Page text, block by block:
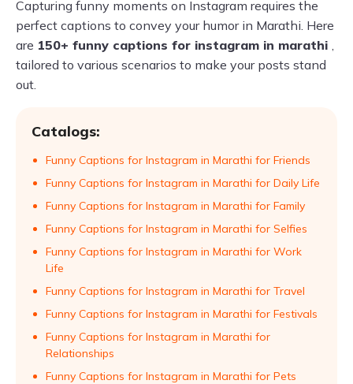
Capturing funny moments on Instagram requires the
perfect captions to convey your humor in Marathi. Here
are 150+ funny captions for instagram in marathi ,
tailored to various scenarios to make your posts stand
out.
Catalogs:
Funny Captions for Instagram in Marathi for Friends
Funny Captions for Instagram in Marathi for Daily Life
Funny Captions for Instagram in Marathi for Family
Funny Captions for Instagram in Marathi for Selfies
Funny Captions for Instagram in Marathi for Work
Life
Funny Captions for Instagram in Marathi for Travel
Funny Captions for Instagram in Marathi for Festivals
Funny Captions for Instagram in Marathi for
Relationships
Funny Captions for Instagram in Marathi for Pets